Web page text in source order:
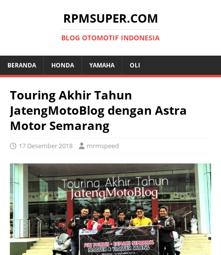
RPMSUPER.COM
BLOG OTOMOTIF INDONESIA
BERANDA HONDA YAMAHA OLI
Touring Akhir Tahun
JatengMotoBlog dengan Astra
Motor Semarang
17 Desember 2018 mrmspeed